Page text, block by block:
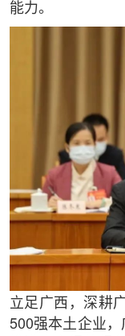
能力。
立足广西，深耕
500强本土企业，